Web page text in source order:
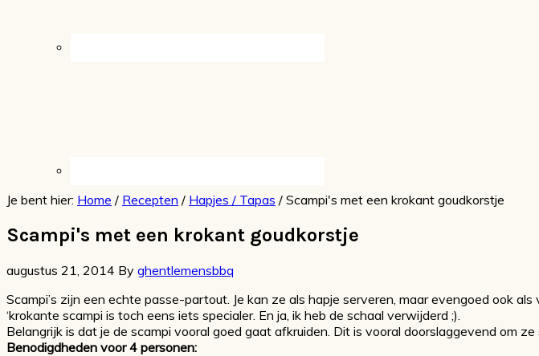
Je bent hier: Home / Recepten / Hapjes / Tapas / Scampi's met een krokant goudkorstje
Scampi's met een krokant goudkorstje
augustus 21, 2014 By ghentlemensbbq
Scampi’s zijn een echte passe-partout. Je kan ze als hapje serveren, maar evengoed ook
‘krokante scampi is toch eens iets specialer. En ja, ik heb de schaal verwijderd ;).
Belangrijk is dat je de scampi vooral goed gaat afkruiden. Dit is vooral doorslaggevend om ze
Benodigdheden voor 4 personen: